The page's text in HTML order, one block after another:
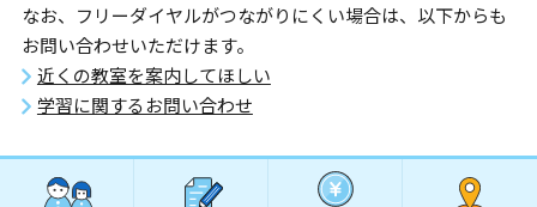
なお、フリーダイヤルがつながりにくい場合は、以下からも
お問い合わせいただけます。
近くの教室を案内してほしい
学習に関するお問い合わせ